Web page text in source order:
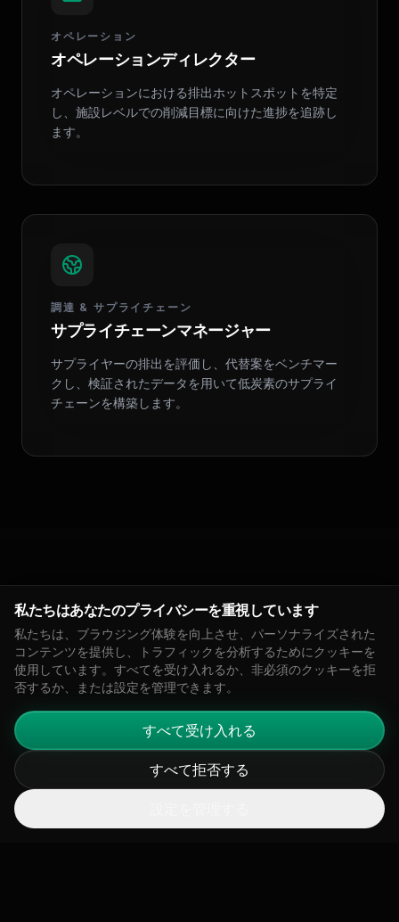
オペレーション
オペレーションディレクター
オペレーションにおける排出ホットスポットを特定
し、施設レベルでの削減目標に向けた進捗を追跡し
ます。
調達 & サプライチェーン
サプライチェーンマネージャー
サプライヤーの排出を評価し、代替案をベンチマー
クし、検証されたデータを用いて低炭素のサプライ
チェーンを構築します。
主要なフレームワークに沿っ
た。
私たちのデータと報告ツールは、主要な開示フレ
ームワークの要件を満たすのに役立ちます。
私たちはあなたのプライバシーを重視しています
私たちは、ブラウジング体験を向上させ、パーソナライズされた
コンテンツを提供し、トラフィックを分析するためにクッキーを
使用しています。すべてを受け入れるか、非必須のクッキーを拒
否するか、または設定を管理できます。
すべて受け入れる
すべて拒否する